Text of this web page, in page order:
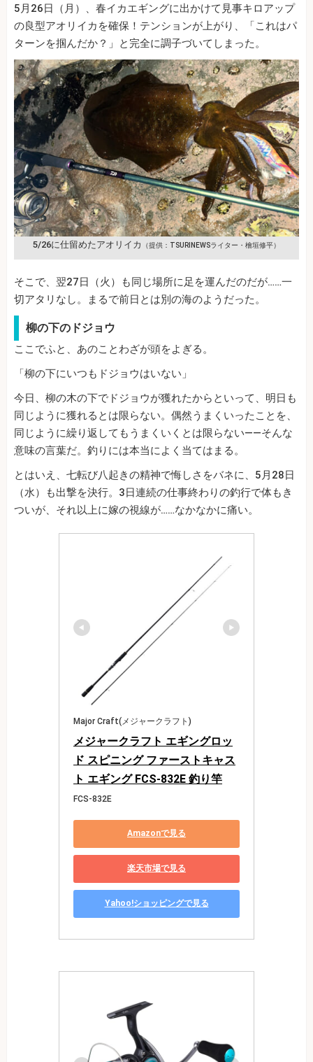
5月26日（月）、春イカエギングに出かけて見事キロアップ
の良型アオリイカを確保！テンションが上がり、「これはパ
ターンを掴んだか？」と完全に調子づいてしまった。
5/26に仕留めたアオリイカ （提供：TSURINEWSライター・檜垣修平）
そこで、翌27日（火）も同じ場所に足を運んだのだが……一
切アタリなし。まるで前日とは別の海のようだった。
柳の下のドジョウ
ここでふと、あのことわざが頭をよぎる。
「柳の下にいつもドジョウはいない」
今日、柳の木の下でドジョウが獲れたからといって、明日も
同じように獲れるとは限らない。偶然うまくいったことを、
同じように繰り返してもうまくいくとは限らない——そんな
意味の言葉だ。釣りには本当によく当てはまる。
とはいえ、七転び八起きの精神で悔しさをバネに、5月28日
（水）も出撃を決行。3日連続の仕事終わりの釣行で体もき
ついが、それ以上に嫁の視線が……なかなかに痛い。
Major Craft(メジャークラフト)
メジャークラフト エギングロッ
ド スピニング ファーストキャス
ト エギング FCS-832E 釣り竿
FCS-832E
Amazonで見る
楽天市場で見る
Yahoo!ショッピングで見る